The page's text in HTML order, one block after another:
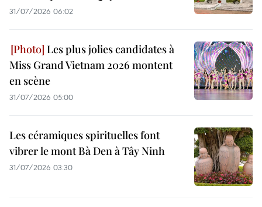
31/07/2026 06:02
Les plus jolies candidates à
Miss Grand Vietnam 2026 montent
en scène
31/07/2026 05:00
Les céramiques spirituelles font
vibrer le mont Bà Den à Tây Ninh
31/07/2026 03:30